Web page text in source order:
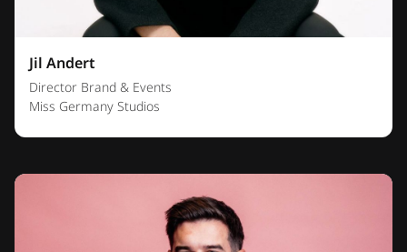
Jil Andert
Director Brand & Events
Miss Germany Studios